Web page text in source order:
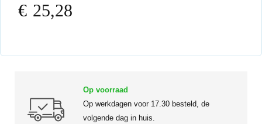
€ 25,28
Op voorraad
Op werkdagen voor 17.30 besteld, de
volgende dag in huis.